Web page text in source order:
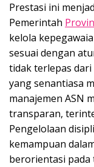
Prestasi ini
Pemerintah
kelola
sesuai dengan
tidak terlepas
yang senantiasa
manajemen ASN
transparan,
Pengelolaan
kemampuan
berorientasi